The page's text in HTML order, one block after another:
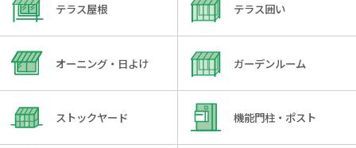
テラス屋根 テラス囲い
オーニング・日よけ ガーデンルーム
ストックヤード 機能門柱・ポスト